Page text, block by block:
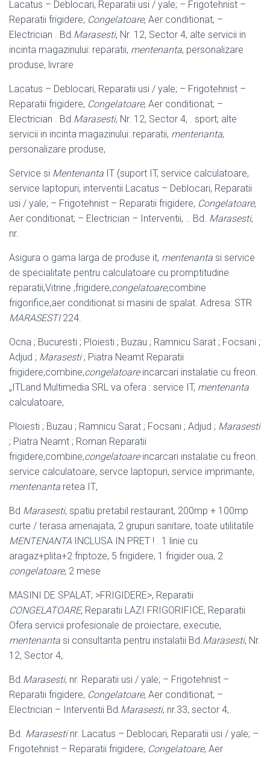
Lacatus – Deblocari, Reparatii usi / yale; – Frigotehnist –
Reparatii frigidere, Congelatoare, Aer conditionat; –
Electrician . Bd.Marasesti, Nr. 12, Sector 4, alte servicii in
incinta magazinului: reparatii, mentenanta, personalizare
produse, livrare
Lacatus – Deblocari, Reparatii usi / yale; – Frigotehnist –
Reparatii frigidere, Congelatoare, Aer conditionat; –
Electrician . Bd.Marasesti, Nr. 12, Sector 4, . sport; alte
servicii in incinta magazinului: reparatii, mentenanta,
personalizare produse,
Service si Mentenanta IT (suport IT, service calculatoare,
service laptopuri, interventii Lacatus – Deblocari, Reparatii
usi / yale; – Frigotehnist – Reparatii frigidere, Congelatoare,
Aer conditionat; – Electrician – Interventii, .. Bd. Marasesti,
nr.
Asigura o gama larga de produse it, mentenanta si service
de specialitate pentru calculatoare cu promptitudine
reparatii,Vitrine ,frigidere,congelatoare,combine
frigorifice,aer conditionat si masini de spalat. Adresa: STR
MARASESTI224.
Ocna ; Bucuresti ; Ploiesti ; Buzau ; Ramnicu Sarat ; Focsani ;
Adjud ; Marasesti; Piatra Neamt Reparatii
frigidere,combine,congelatoareincarcari instalatie cu freon.
„ITLand Multimedia SRL va ofera : service IT, mentenanta
calculatoare,
Ploiesti ; Buzau ; Ramnicu Sarat ; Focsani ; Adjud ; Marasesti
; Piatra Neamt ; Roman Reparatii
frigidere,combine,congelatoareincarcari instalatie cu freon.
service calculatoare, servce laptopuri, service imprimante,
mentenanta retea IT,
Bd Marasesti, spatiu pretabil restaurant, 200mp + 100mp
curte / terasa amenajata, 2 grupuri sanitare, toate utilitatile
MENTENANTA INCLUSA IN PRET ! . 1 linie cu
aragaz+plita+2 friptoze, 5 frigidere, 1 frigider oua, 2
congelatoare, 2 mese
MASINI DE SPALAT; >FRIGIDERE>, Reparatii
CONGELATOARE, Reparatii LAZI FRIGORIFICE, Reparatii
Ofera servicii profesionale de proiectare, executie,
mentenanta si consultanta pentru instalatii Bd.Marasesti, Nr.
12, Sector 4,.
Bd.Marasesti, nr. Reparatii usi / yale; – Frigotehnist –
Reparatii frigidere, Congelatoare, Aer conditionat; –
Electrician – Interventii Bd.Marasesti, nr.33, sector 4,.
Bd. Marasestinr. Lacatus – Deblocari, Reparatii usi / yale; –
Frigotehnist – Reparatii frigidere, Congelatoare, Aer